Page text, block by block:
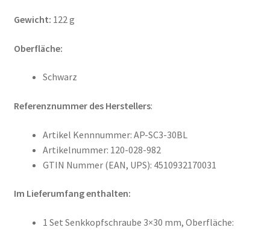
Gewicht: 122 g
Oberfläche:
Schwarz
Referenznummer des Herstellers:
Artikel Kennnummer: AP-SC3-30BL
Artikelnummer: 120-028-982
GTIN Nummer (EAN, UPS): 4510932170031
Im Lieferumfang enthalten:
1 Set Senkkopfschraube 3×30 mm, Oberfläche: